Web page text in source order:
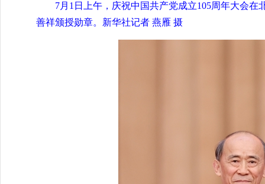
7月1日上午，庆祝中国共产党成立105周年大会
善祥颁授勋章。新华社记者 燕雁 摄